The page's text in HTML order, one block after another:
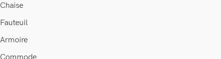
Chaise
Fauteuil
Armoire